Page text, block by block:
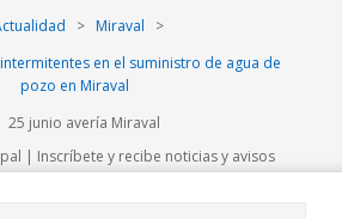
> Miraval
>
en el suministro de agua de
pozo en Miraval
25 junio avería Miraval
| Inscríbete y recibe noticias y avisos